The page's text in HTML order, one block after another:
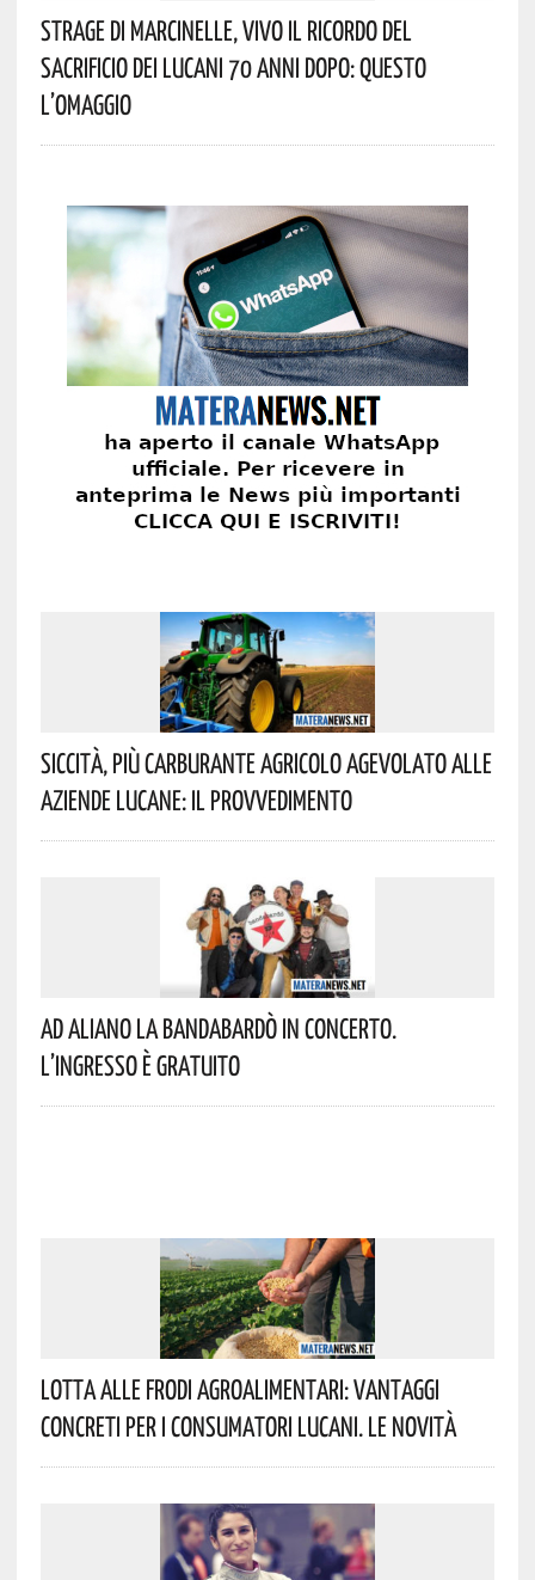
Strage Di Marcinelle, Vivo Il Ricordo Del
Sacrificio Dei Lucani 70 Anni Dopo: Questo
L’omaggio
Siccità, Più Carburante Agricolo Agevolato Alle
Aziende Lucane: Il Provvedimento
Ad Aliano La Bandabardò In Concerto.
L’ingresso È Gratuito
Lotta Alle Frodi Agroalimentari: Vantaggi
Concreti Per I Consumatori Lucani. Le Novità